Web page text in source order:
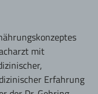
mit
Erfahrung